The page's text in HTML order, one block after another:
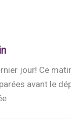
jour! Ce
avant le